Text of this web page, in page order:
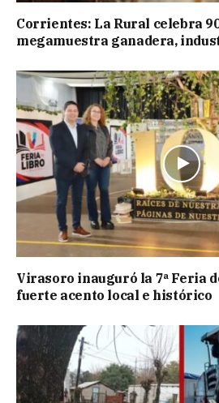
Corrientes: La Rural celebra
megamuestra ganadera,
Virasoro inauguró la 7ª Feria
fuerte acento local e histórico